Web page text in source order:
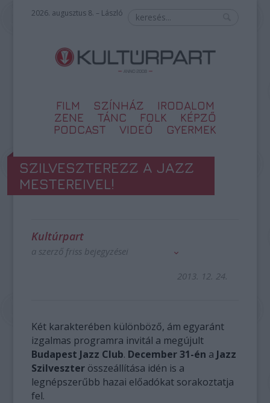
2026. augusztus 8. – László
FILM SZÍNHÁZ
IRODALOM
ZENE
TÁNC FOLK
KÉPZŐ
PODCAST
VIDEÓ GYERMEK
SZILVESZTEREZZ A JAZZ
MESTEREIVEL!
Kultúrpart
a szerző friss bejegyzései
2013. 12. 24.
Két karakterében különböző, ám egyaránt
izgalmas programra invitál a megújult
Budapest Jazz Club. December 31-én a Jazz
Szilveszter összeállítása idén is a
legnépszerűbb hazai előadókat sorakoztatja
fel.